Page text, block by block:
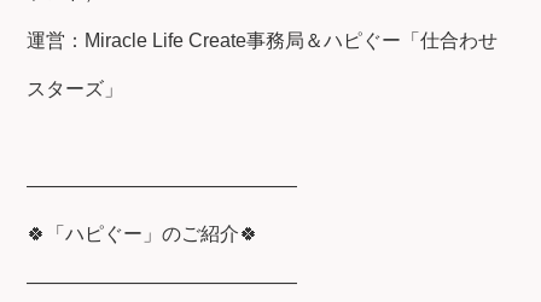
運営：Miracle Life Create事務局＆ハピぐー「仕合わせ
スターズ」
――――――――――――――
🍀「ハピぐー」のご紹介🍀
――――――――――――――